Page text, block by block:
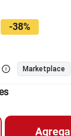
-38%
Marketplace